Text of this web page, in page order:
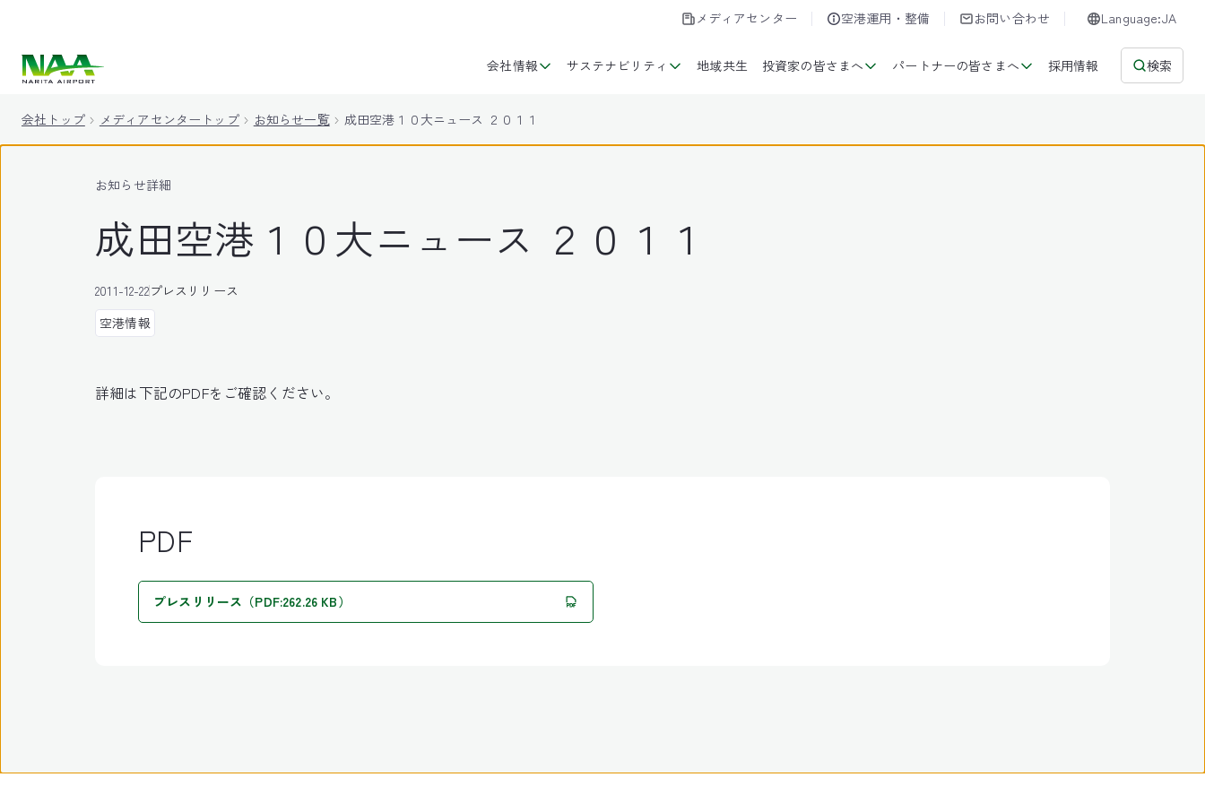
メディアセンター 空港運用・整備 お問い合わせ Language:JA
会社情報 サステナビリティ 地域共生 投資家の皆さまへ パートナーの皆さまへ 採用情報 検索
会社トップ メディアセンタートップ お知らせ一覧 成田空港１０大ニュース ２０１１
お知らせ詳細
成田空港１０大ニュース ２０１１
2011-12-22プレスリリース
空港情報
詳細は下記のPDFをご確認ください。
PDF
プレスリリース（PDF:262.26 KB）